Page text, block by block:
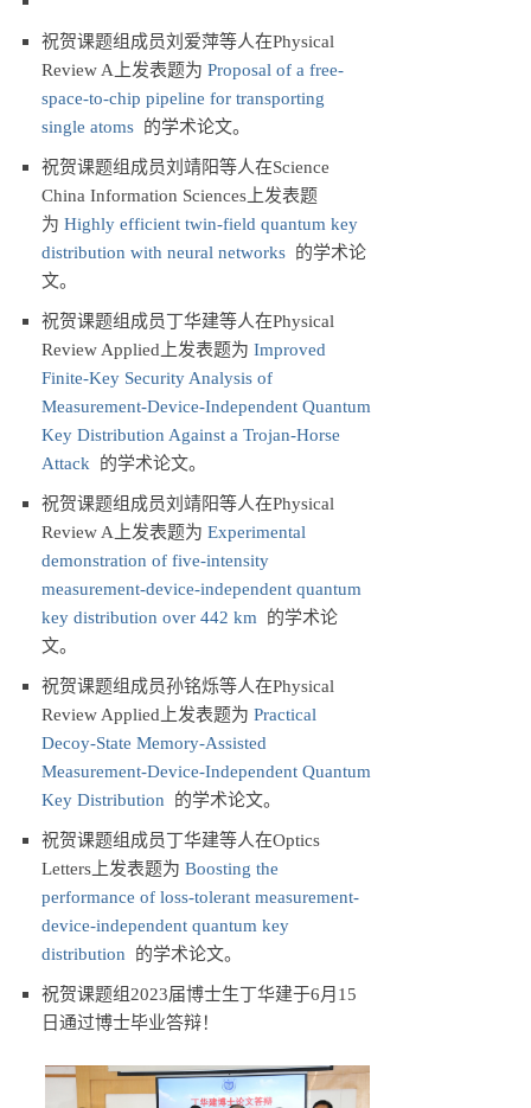
祝贺课题组成员刘爱萍等人在Physical
Review A上发表题为 Proposal of a free-
space-to-chip pipeline for transporting
single atoms 的学术论文。
祝贺课题组成员刘靖阳等人在Science
China Information Sciences上发表题
为 Highly efficient twin-field quantum key
distribution with neural networks 的学术论
文。
祝贺课题组成员丁华建等人在Physical
Review Applied上发表题为 Improved
Finite-Key Security Analysis of
Measurement-Device-Independent Quantum
Key Distribution Against a Trojan-Horse
Attack 的学术论文。
祝贺课题组成员刘靖阳等人在Physical
Review A上发表题为 Experimental
demonstration of five-intensity
measurement-device-independent quantum
key distribution over 442 km 的学术论
文。
祝贺课题组成员孙铭烁等人在Physical
Review Applied上发表题为 Practical
Decoy-State Memory-Assisted
Measurement-Device-Independent Quantum
Key Distribution 的学术论文。
祝贺课题组成员丁华建等人在Optics
Letters上发表题为 Boosting the
performance of loss-tolerant measurement-
device-independent quantum key
distribution 的学术论文。
祝贺课题组2023届博士生丁华建于6月15
日通过博士毕业答辩！